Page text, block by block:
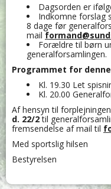
Dagsorden er
Indkomne forslag
8 dage før
mail
Forældre til børn
generalforsamlingen.
Programmet for
Kl. 19.30 Let
Kl. 20.00
Af hensyn til
d. 22/2til
fremsendelse af mail til
Med sportslig hilsen
Bestyrelsen